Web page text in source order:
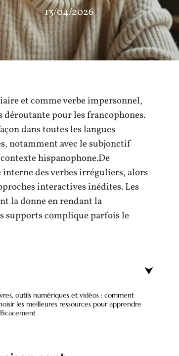
13/04/2026
et comme verbe impersonnel,
pour les francophones.
dans toutes les langues
notamment avec le subjonctif
hispanophone.De
des verbes irréguliers, alors
interactives inédites. Les
la donne en rendant la
supports complique parfois le
outils numériques et vidéos : comment
les meilleures ressources pour apprendre